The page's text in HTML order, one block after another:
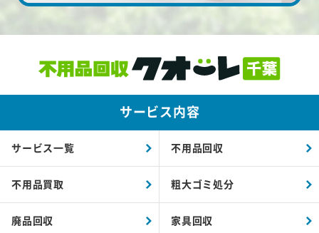
サービス内容
サービス一覧 不用品回収
不用品買取 粗大ゴミ処分
廃品回収 家具回収